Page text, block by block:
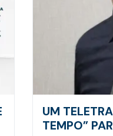
UM
TEMPO”